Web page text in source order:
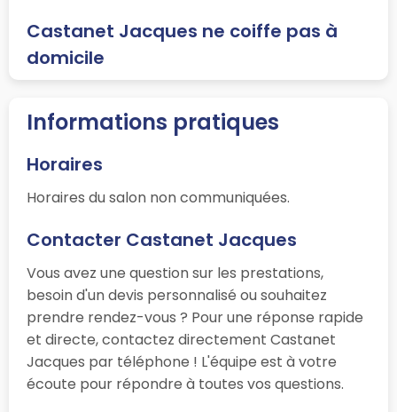
Castanet Jacques ne coiffe pas à
domicile
Informations pratiques
Horaires
Horaires du salon non communiquées.
Contacter Castanet Jacques
Vous avez une question sur les prestations,
besoin d'un devis personnalisé ou souhaitez
prendre rendez-vous ? Pour une réponse rapide
et directe, contactez directement Castanet
Jacques par téléphone ! L'équipe est à votre
écoute pour répondre à toutes vos questions.